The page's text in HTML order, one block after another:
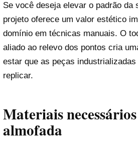
Se você deseja elevar o padrão da
projeto oferece um valor estético
domínio em técnicas manuais. O
aliado ao relevo dos pontos cria
estar que as peças industrializadas
replicar.
Materiais
almofada